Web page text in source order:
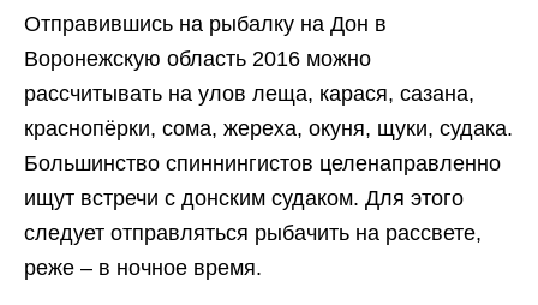
Отправившись на рыбалку на Дон в
Воронежскую область 2016 можно
рассчитывать на улов леща, карася, сазана,
краснопёрки, сома, жереха, окуня, щуки, судака.
Большинство спиннингистов целенаправленно
ищут встречи с донским судаком. Для этого
следует отправляться рыбачить на рассвете,
реже – в ночное время.